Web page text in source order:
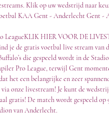
Klik op uw wedstrijd naar
KAA Gent - Anderlecht Gent -
LeagueKLIK HIER VOOR DE
je de gratis voetbal live stream van
die gespeeld wordt in de
Pro League, terwijl Gent
het een belangrijke en zeer
onze livestream! Je kunt de
gratis! De match wordt gespeeld op
van Anderlecht.